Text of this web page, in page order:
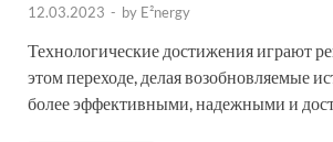
12.03.2023 - by E²nergy
Технологические достижения играют
этом переходе, делая возобновляемые
более эффективными, надежными и